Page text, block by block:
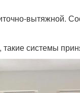
вытяжной.
системы